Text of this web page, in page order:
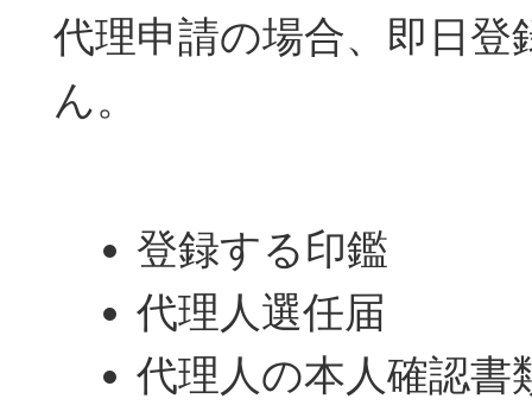
代理申請の場合、即日登
ん。
登録する印鑑
代理人選任届
代理人の本人確認書